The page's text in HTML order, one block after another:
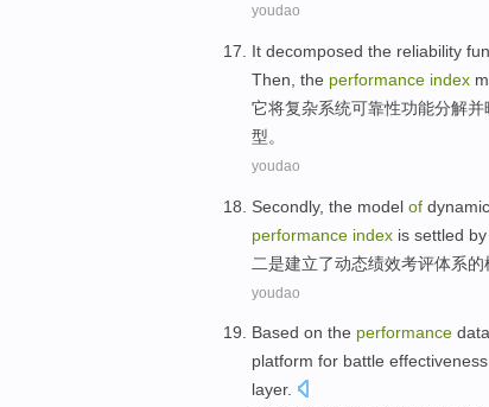
youdao
It decomposed the reliability
Then , the performance index
它将复杂系统可靠性功能分解并
型。
youdao
Secondly, the model of dynamic
performance index is settled by
二是建立了动态绩效考评体系的
youdao
Based on the performance data
platform for battle effectiveness
layer.